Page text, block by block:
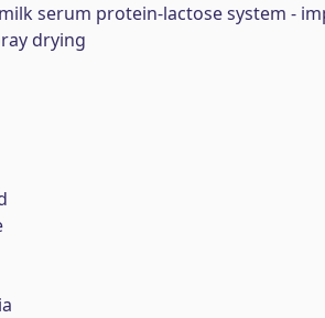
serum protein-lactose system -
drying